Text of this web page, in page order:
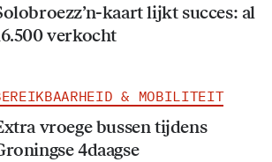
kaart lijkt succes: al
verkocht
& MOBILITEIT
vroege bussen tijdens
4daagse